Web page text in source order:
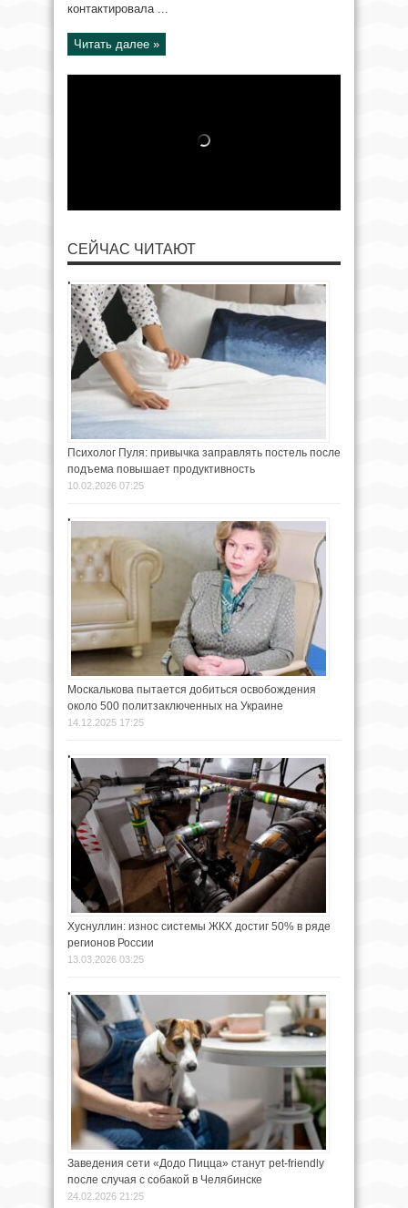
контактировала ...
Читать далее »
СЕЙЧАС ЧИТАЮТ
Психолог Пуля: привычка заправлять постель после
подъема повышает продуктивность
10.02.2026 07:25
Москалькова пытается добиться освобождения
около 500 политзаключенных на Украине
14.12.2025 17:25
Хуснуллин: износ системы ЖКХ достиг 50% в ряде
регионов России
13.03.2026 03:25
Заведения сети «Додо Пицца» станут pet-friendly
после случая с собакой в Челябинске
24.02.2026 21:25